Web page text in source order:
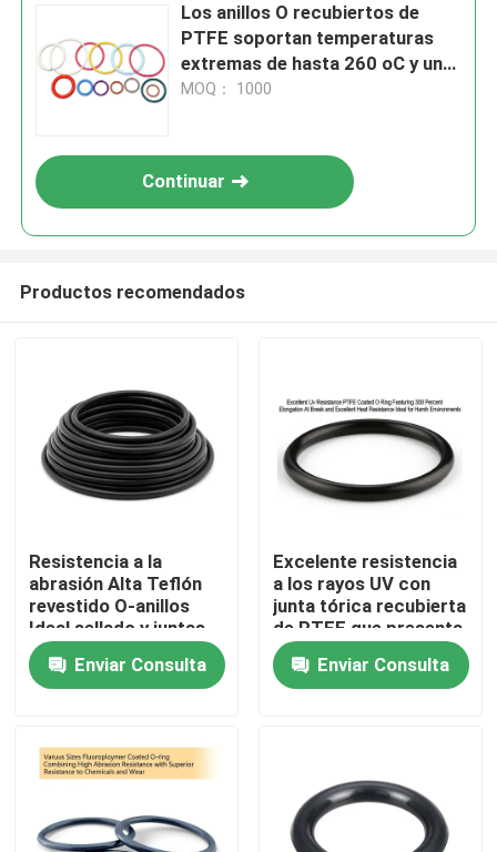
Productos
Videos
Los anillos O recubiertos de
PTFE soportan temperaturas
extremas de hasta 260 oC y una
presión de 1000 bar
MOQ： 1000
Continuar
Productos recomendados
Resistencia a la
abrasión Alta Teflón
revestido O-anillos
Ideal sellado y juntas
de gas Varias
industrias Durable
resistente a los
Enviar Consulta
Excelente resistencia
a los rayos UV con
junta tórica recubierta
de PTFE que presenta
una elongación a la
rotura del 300 por
ciento y una excelente
Enviar Consulta